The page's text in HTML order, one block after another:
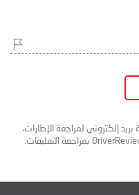
إلكتروني لمراجعة الإطارات،